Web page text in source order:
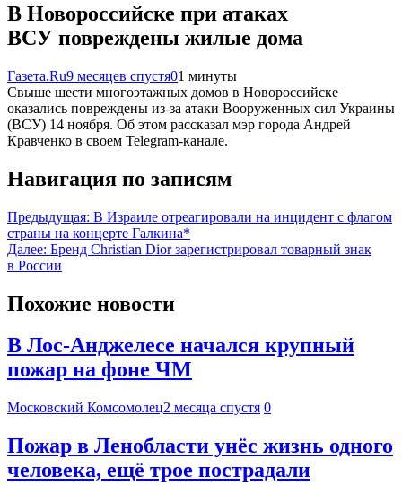
В Новороссийске при атаках
ВСУ повреждены жилые дома
Газета.Ru9 месяцев спустя01 минуты
Свыше шести многоэтажных домов в Новороссийске
оказались повреждены из-за атаки Вооруженных сил Украины
(ВСУ) 14 ноября. Об этом рассказал мэр города Андрей
Кравченко в своем Telegram-канале.
Навигация по записям
Предыдущая: В Израиле отреагировали на инцидент с флагом
страны на концерте Галкина*
Далее: Бренд Christian Dior зарегистрировал товарный знак
в России
Похожие новости
В Лос-Анджелесе начался крупный
пожар на фоне ЧМ
Московский Комсомолец2 месяца спустя 0
Пожар в Ленобласти унёс жизнь одного
человека, ещё трое пострадали